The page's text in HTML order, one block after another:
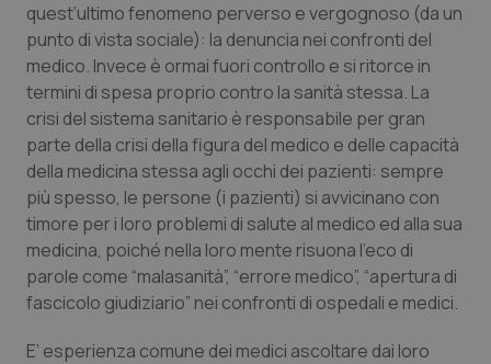
quest’ultimo fenomeno perverso e vergognoso (da un
punto di vista sociale): la denuncia nei confronti del
medico. Invece è ormai fuori controllo e si ritorce in
termini di spesa proprio contro la sanità stessa. La
crisi del sistema sanitario è responsabile per gran
parte della crisi della figura del medico e delle capacità
della medicina stessa agli occhi dei pazienti: sempre
più spesso, le persone (i pazienti) si avvicinano con
timore per i loro problemi di salute al medico ed alla sua
medicina, poiché nella loro mente risuona l’eco di
parole come “malasanità”, “errore medico”, “apertura di
fascicolo giudiziario” nei confronti di ospedali e medici.
E’ esperienza comune dei medici ascoltare dai loro